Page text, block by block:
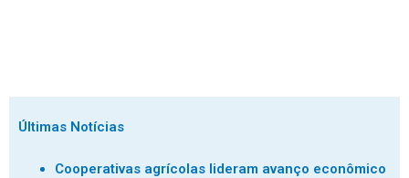
Últimas Notícias
Cooperativas agrícolas lideram avanço econômico